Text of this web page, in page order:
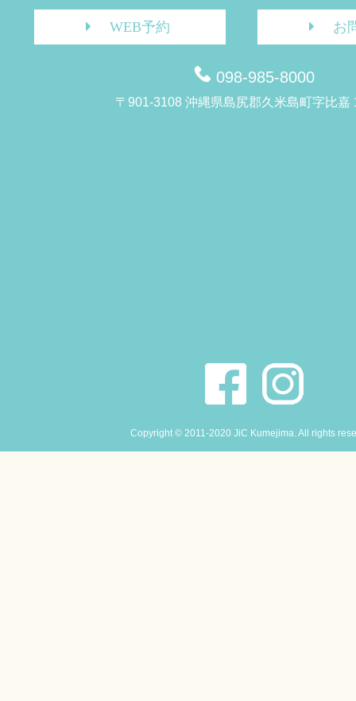
WEB予約 お
098-985-8000
〒901-3108 沖縄県島尻郡久米島町字比嘉
Copyright © 2011-2020 JiC Kumejima. All rights